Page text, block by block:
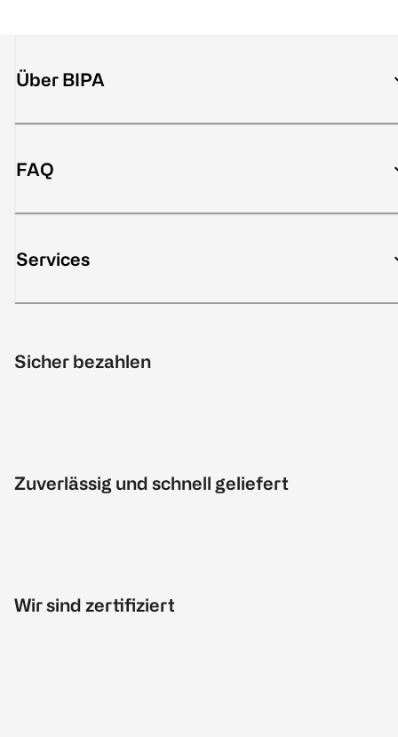
Über BIPA
FAQ
Services
Sicher bezahlen
Zuverlässig und schnell geliefert
Wir sind zertifiziert